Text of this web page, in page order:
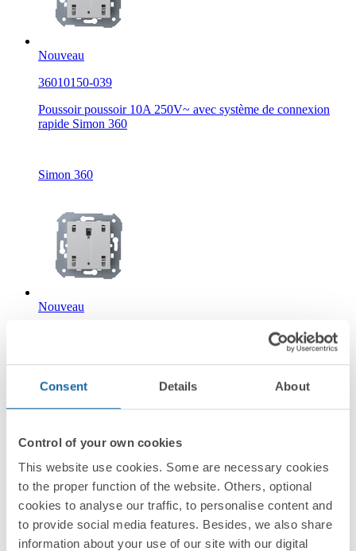
Consent Details About
Control of your own cookies
This website use cookies. Some are necessary cookies
to the proper function of the website. Others, optional
cookies to analyse our traffic, to personalise content and
to provide social media features. Besides, we also share
information about your use of our site with our digital
Nouveau
36010150-039
Poussoir poussoir 10A 250V~ avec système de connexion
rapide Simon 360
Simon 360
Nouveau
Poussoir lumineux à bouton 10A 250V~ avec système de